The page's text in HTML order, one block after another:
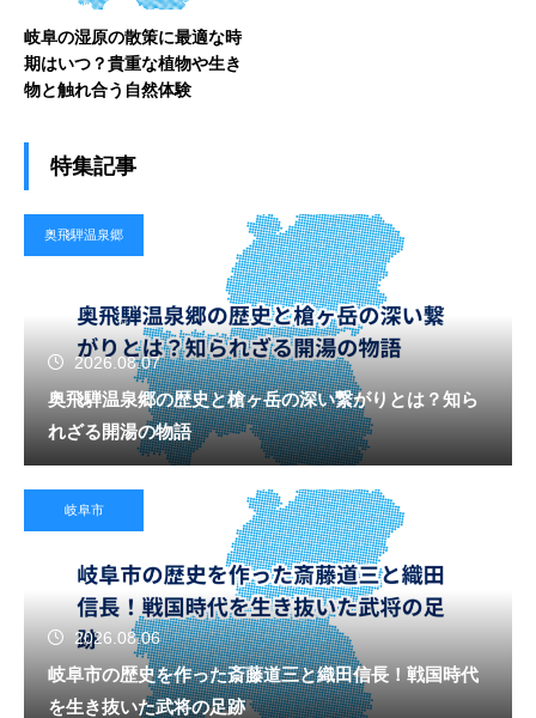
岐阜の湿原の散策に最適な時
期はいつ？貴重な植物や生き
物と触れ合う自然体験
特集記事
奥飛騨温泉郷
2026.08.07
奥飛騨温泉郷の歴史と槍ヶ岳の深い繋がりとは？知ら
れざる開湯の物語
岐阜市
2026.08.06
岐阜市の歴史を作った斎藤道三と織田信長！戦国時代
を生き抜いた武将の足跡